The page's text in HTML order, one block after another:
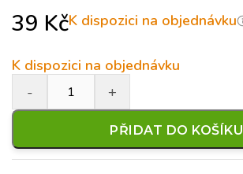
39 KčK dispozici na objednávku
K dispozici na objednávku
PŘIDAT DO KOŠÍKU